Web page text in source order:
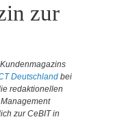
zur
Deutschland bei
redaktionellen
zur CeBIT in